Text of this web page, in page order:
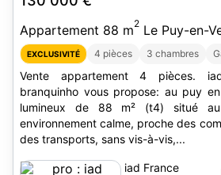
Appartement 88 m2 Le Puy-en-
EXCLUSIVITÉ 4 pièces 3 chambres
Vente appartement 4 pièces.
branquinho vous propose: au puy
lumineux de 88 m² (t4) situé au 2 étage,
environnement calme, proche des
des transports, sans vis-à-vis,...
iad France